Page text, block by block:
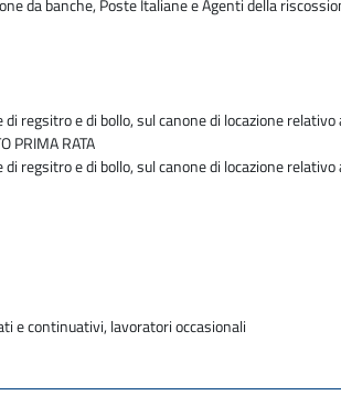
da banche, Poste Italiane e Agenti della
e di bollo, sul canone di locazione
PRIMA RATA
e di bollo, sul canone di locazione
e continuativi, lavoratori occasionali